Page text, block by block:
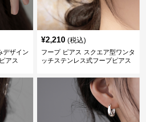
デザイン
アス
¥2,210 (税込)
フープ ピアス スクエア型ワンタ
ッチステンレス式フープピアス